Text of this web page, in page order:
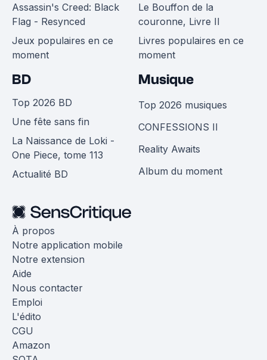
Assassin's Creed: Black
Flag - Resynced
Jeux populaires en ce
moment
Le Bouffon de la
couronne, Livre II
Livres populaires en ce
moment
BD
Top 2026 BD
Une fête sans fin
La Naissance de Loki -
One Piece, tome 113
Actualité BD
Musique
Top 2026 musiques
CONFESSIONS II
Reality Awaits
Album du moment
À propos
Notre application mobile
Notre extension
Aide
Nous contacter
Emploi
L'édito
CGU
Amazon